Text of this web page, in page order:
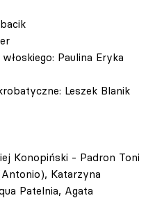
Paulina Eryka
Leszek Blanik
Konopiński - Padron Toni
Katarzyna
Patelnia, Agata